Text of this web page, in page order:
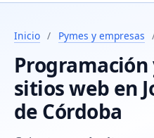
Inicio / Pymes y empresas
sitios web en
de Córdoba